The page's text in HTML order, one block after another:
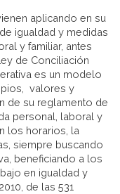
aplicando en su
igualdad y medidas
y familiar, antes
de Conciliación
es un modelo
valores y
de su reglamento de
personal, laboral y
los horarios, la
siempre buscando
beneficiando a los
en igualdad y
de las 531